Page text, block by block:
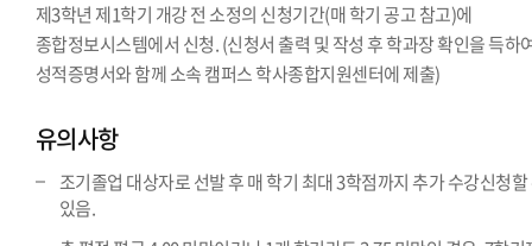
제3학년 제1학기 개강 전 소정의 신청기간(매 학기 공고 참고)에
종합정보시스템에서 신청. (신청서 출력 및 작성 후 학과장 확인을 득하
성적증명서와 함께 소속 캠퍼스 학사종합지원센터에 제출)
유의사항
조기졸업 대상자로 선발 후 매 학기 최대 3학점까지 추가 수강신청할
있음.